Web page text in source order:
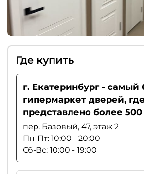
Где купить
г. Екатеринбург -
гипермаркет дверей, где
представлено более
пер. Базовый, 47, этаж 2
Пн-Пт: 10:00 - 20:00
Сб-Вс: 10:00 - 19:00